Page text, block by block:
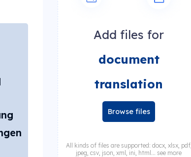
Add files for
document
translation
Browse files
All kinds of files are supported: docx, xlsx, pdf,
jpeg, csv, json, xml, ini, html... see more